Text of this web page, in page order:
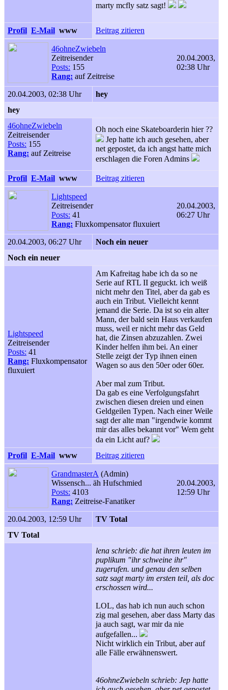
marty mcfly satz sagt!
Profil E-Mail www Beitrag zitieren
46ohneZwiebeln
Zeitreisender
Posts: 155
Rang: auf Zeitreise
20.04.2003,
02:38 Uhr
20.04.2003, 02:38 Uhr
hey
hey
46ohneZwiebeln
Zeitreisender
Posts: 155
Rang: auf Zeitreise
Oh noch eine Skateboarderin hier ??
Jep hatte ich auch gesehen, aber
net gepostet, da ich angst hatte mich
erschlagen die Foren Admins
Profil E-Mail www Beitrag zitieren
Lightspeed
Zeitreisender
Posts: 41
Rang: Fluxkompensator fluxuiert
20.04.2003,
06:27 Uhr
20.04.2003, 06:27 Uhr
Noch ein neuer
Noch ein neuer
Lightspeed
Zeitreisender
Posts: 41
Rang: Fluxkompensator
fluxuiert
Am Kafreitag habe ich da so ne
Serie auf RTL II geguckt. ich weiß
nicht mehr den Titel, aber da gab es
auch ein Tribut. Vielleicht kennt
jemand die Serie. Da ist so ein alter
Mann, der bald sein Haus verkaufen
muss, weil er nicht mehr das Geld
hat, die Zinsen abzuzahlen. Zwei
Kinder helfen ihm bei. An einer
Stelle zeigt der Typ ihnen einen
Wagen so aus den 50er oder 60er.
Aber mal zum Tribut.
Da gab es eine Verfolgungsfahrt
zwischen diesen dreien und einen
Geldgeilen Typen. Nach einer Weile
sagt der alte man "irgendwie kommt
mir das alles bekannt vor" Wem geht
da ein Licht auf?
Profil E-Mail www Beitrag zitieren
GrandmasterA (Admin)
Wissensch... äh Hufschmied
Posts: 4103
Rang: Zeitreise-Fanatiker
20.04.2003,
12:59 Uhr
20.04.2003, 12:59 Uhr
TV Total
TV Total
lena schrieb: die hat ihren leuten im
puplikum "ihr schweine ihr"
zugerufen. und genau den selben
satz sagt marty im ersten teil, als doc
erschossen wird...
LOL, das hab ich nun auch schon
zig mal gesehen, aber dass Marty das
ja auch sagt, war mir da nie
aufgefallen...
Nicht wirklich ein Tribut, aber auf
alle Fälle erwähnenswert.
46ohneZwiebeln schrieb: Jep hatte